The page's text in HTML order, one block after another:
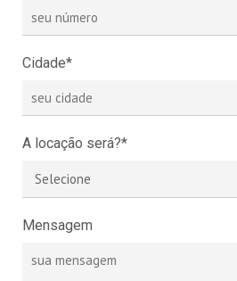
Cidade*
A locação será?*
Mensagem